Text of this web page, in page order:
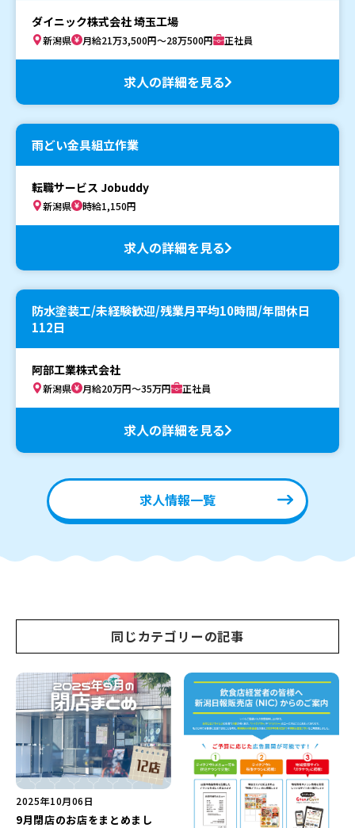
ダイニック株式会社 埼玉工場
新潟県 月給21万3,500円～28万500円 正社員
求人の詳細を見る
雨どい金具組立作業
転職サービス Jobuddy
新潟県 時給1,150円
求人の詳細を見る
防水塗装工/未経験歓迎/残業月平均10時間/年間休日
112日
阿部工業株式会社
新潟県 月給20万円～35万円 正社員
求人の詳細を見る
求人情報一覧
同じカテゴリーの記事
2025年10月06日
9月閉店のお店をまとめまし